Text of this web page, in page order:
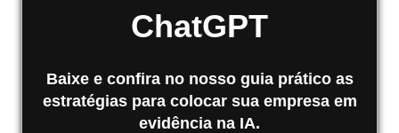
ChatGPT
Baixe e confira no nosso guia prático as
estratégias para colocar sua empresa em
evidência na IA.
realizar uma correção de segurança.
Aproveite e baixe o arquivo de atualização
Fábio Ricotta